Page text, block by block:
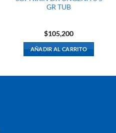
GR TUB
$105,200
AÑADIR AL CARRITO